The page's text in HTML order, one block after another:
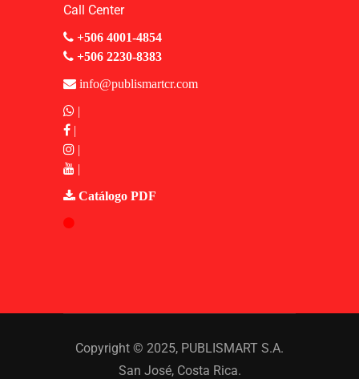
Call Center
+506 4001-4854
+506 2230-8383
info@publismartcr.com
|
|
|
|
Catálogo PDF
Copyright © 2025, PUBLISMART S.A.
San José, Costa Rica.